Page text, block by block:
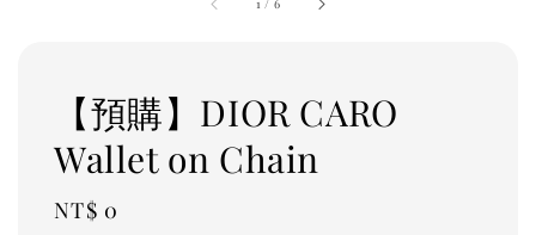
【預購】DIOR CARO
Wallet on Chain
Regular
NT$ 0